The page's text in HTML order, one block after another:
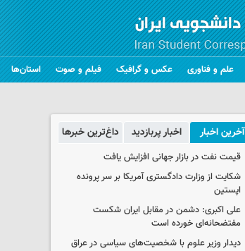
علم و فناوری عکس و گرافیک فیلم و صوت استان‌ها
آخرین اخبار اخبار پربازدید داغ‌ترین خبرها
قیمت نفت در بازار جهانی افزایش یافت
شکایت از وزارت دادگستری آمریکا بر سر پرونده
اپستین
علی اکبری: دشمن در مقابل ایران شکست
مفتضحانه‌ای خورده است
دیدار وزیر علوم با شخصیت‌های سیاسی در عراق